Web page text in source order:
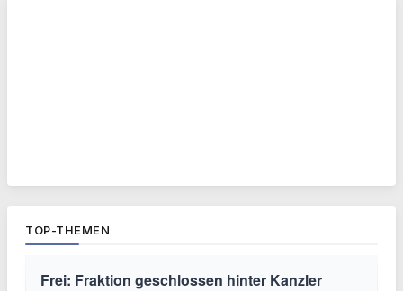
TOP-THEMEN
Frei: Fraktion geschlossen hinter Kanzler